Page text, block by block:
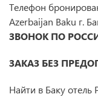
Телефон
Azerbaijan Baku г.
ЗВОНОК ПО
ЗАКАЗ БЕЗ
Найти в Баку отель